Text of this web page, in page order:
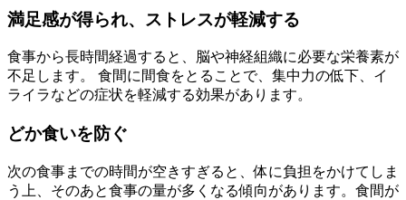
満足感が得られ、ストレスが軽減する
食事から長時間経過すると、脳や神経組織に必要な栄養素が
不足します。 食間に間食をとることで、集中力の低下、イ
ライラなどの症状を軽減する効果があります。
どか食いを防ぐ
次の食事までの時間が空きすぎると、体に負担をかけてしま
う上、そのあと食事の量が多くなる傾向があります。食間が